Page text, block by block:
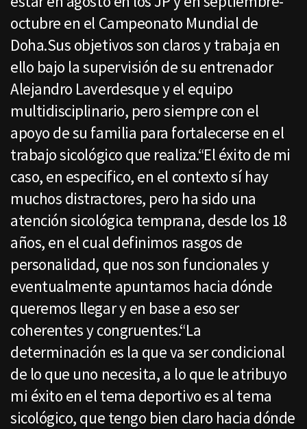
octubre en el Campeonato Mundial de
Doha.Sus objetivos son claros y trabaja en
ello bajo la supervisión de su entrenador
Alejandro Laverdesque y el equipo
multidisciplinario, pero siempre con el
apoyo de su familia para fortalecerse en el
trabajo sicológico que realiza.“El éxito de mi
caso, en especifico, en el contexto sí hay
muchos distractores, pero ha sido una
atención sicológica temprana, desde los 18
años, en el cual definimos rasgos de
personalidad, que nos son funcionales y
eventualmente apuntamos hacia dónde
queremos llegar y en base a eso ser
coherentes y congruentes.“La
determinación es la que va ser condicional
de lo que uno necesita, a lo que le atribuyo
mi éxito en el tema deportivo es al tema
sicológico, que tengo bien claro hacia dónde